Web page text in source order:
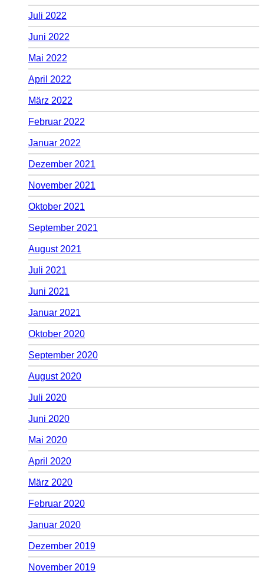
Juli 2022
Juni 2022
Mai 2022
April 2022
März 2022
Februar 2022
Januar 2022
Dezember 2021
November 2021
Oktober 2021
September 2021
August 2021
Juli 2021
Juni 2021
Januar 2021
Oktober 2020
September 2020
August 2020
Juli 2020
Juni 2020
Mai 2020
April 2020
März 2020
Februar 2020
Januar 2020
Dezember 2019
November 2019